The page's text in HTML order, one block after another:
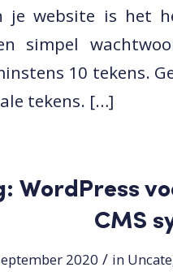
je website is het
simpel
10 tekens.
tekens. […]
WordPress
CMS
2020 / in